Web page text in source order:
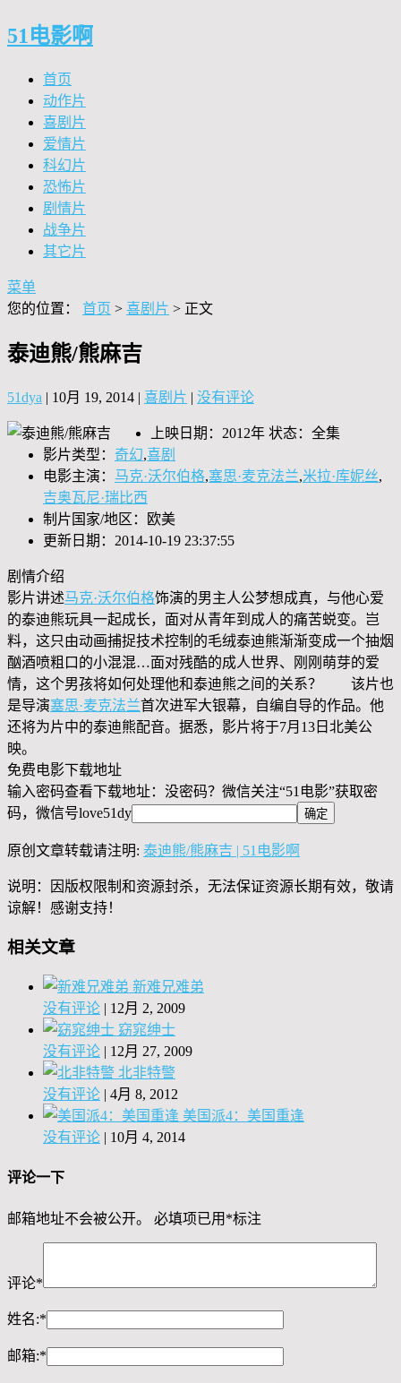
51电影啊
首页
动作片
喜剧片
爱情片
科幻片
恐怖片
剧情片
战争片
其它片
菜单
您的位置： 首页 > 喜剧片 > 正文
泰迪熊/熊麻吉
51dya | 10月 19, 2014 | 喜剧片 | 没有评论
上映日期：2012年 状态：全集
影片类型： 奇幻,喜剧
电影主演： 马克·沃尔伯格,塞思·麦克法兰,米拉·库妮丝,
吉奥瓦尼·瑞比西
制片国家/地区：欧美
更新日期：2014-10-19 23:37:55
剧情介绍
影片讲述马克·沃尔伯格饰演的男主人公梦想成真，与他心爱
的泰迪熊玩具一起成长，面对从青年到成人的痛苦蜕变。岂
料，这只由动画捕捉技术控制的毛绒泰迪熊渐渐变成一个抽烟
酗酒喷粗口的小混混…面对残酷的成人世界、刚刚萌芽的爱
情，这个男孩将如何处理他和泰迪熊之间的关系？ 该片也
是导演塞思·麦克法兰首次进军大银幕，自编自导的作品。他
还将为片中的泰迪熊配音。据悉，影片将于7月13日北美公
映。
免费电影下载地址
输入密码查看下载地址：没密码？微信关注“51电影”获取密
码，微信号love51dy
原创文章转载请注明: 泰迪熊/熊麻吉 | 51电影啊
说明：因版权限制和资源封杀，无法保证资源长期有效，敬请
谅解！感谢支持！
相关文章
新难兄难弟
没有评论 | 12月 2, 2009
窈窕绅士
没有评论 | 12月 27, 2009
北非特警
没有评论 | 4月 8, 2012
美国派4：美国重逢
没有评论 | 10月 4, 2014
评论一下
邮箱地址不会被公开。 必填项已用 *标注
评论*
姓名:*
邮箱:*